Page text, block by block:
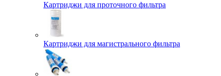
Картриджи для проточного фильтра
Картриджи для магистрального фильтра